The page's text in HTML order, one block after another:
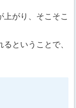
がり、そこそこ
ということで、